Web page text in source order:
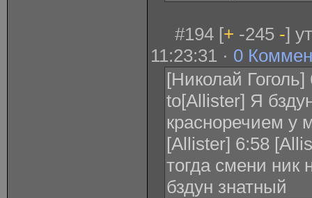
#194 [+ -245 -]
11:23:31 · 0
[Николай
to[Allister] Я
красноречием
[Allister] 6:58
тогда смени
бздун знатный